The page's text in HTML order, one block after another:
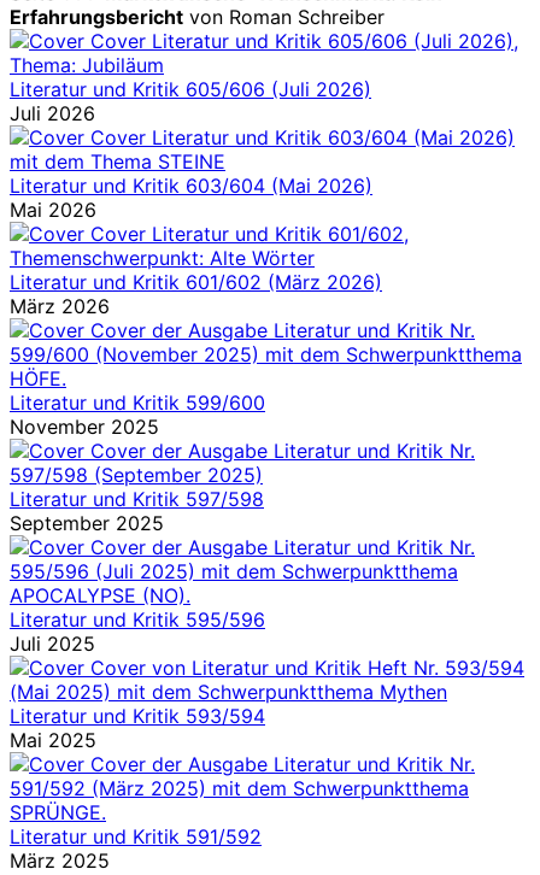
Erfahrungsbericht von Roman Schreiber
Literatur und Kritik 605/606 (Juli 2026)
Juli 2026
Literatur und Kritik 603/604 (Mai 2026)
Mai 2026
Literatur und Kritik 601/602 (März 2026)
März 2026
Literatur und Kritik 599/600
November 2025
Literatur und Kritik 597/598
September 2025
Literatur und Kritik 595/596
Juli 2025
Literatur und Kritik 593/594
Mai 2025
Literatur und Kritik 591/592
März 2025